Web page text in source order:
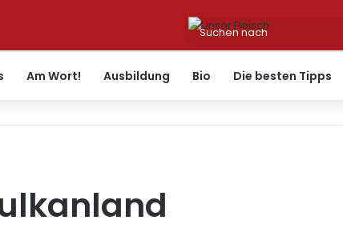
Am Wort! Ausbildung Bio Die besten Tipps